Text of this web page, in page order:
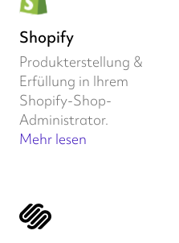
Shopify
Produkterstellung &
Erfüllung in Ihrem
Shopify-Shop-
Administrator.
Mehr lesen